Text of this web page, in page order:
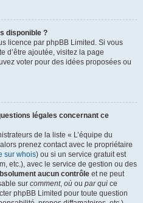
disponible ?
licence par phpBB Limited. Si vous
d’être ajoutée, visitez la page
voter pour des idées proposées ou
légales concernant ce
de la liste « L’équipe du
prenez contact avec le propriétaire
sur whois) ou si un service gratuit est
etc.), avec le service de gestion ou des
aucun contrôle et ne peut
sur comment, où ou par qui ce
phpBB Limited pour toute question